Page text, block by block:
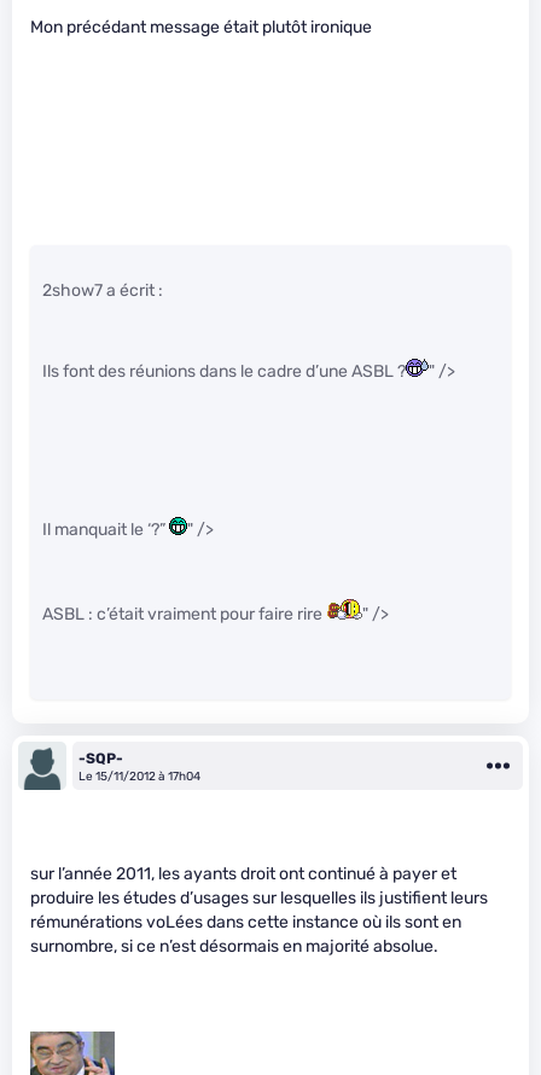
Mon précédant message était plutôt ironique
2show7 a écrit :
Ils font des réunions dans le cadre d’une ASBL ? " />
Il manquait le ‘?” " />
ASBL : c’était vraiment pour faire rire " />
-SQP-
Le 15/11/2012 à 17h04
sur l’année 2011, les ayants droit ont continué à payer et
produire les études d’usages sur lesquelles ils justifient leurs
rémunérations voLées dans cette instance où ils sont en
surnombre, si ce n’est désormais en majorité absolue.